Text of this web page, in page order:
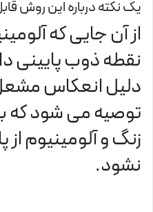
یک نکته درباره این روش
از آن جایی که
نقطه ذوب پایینی
دلیل انعکاس
توصیه می شود که
زنگ و آلومینیوم از
نشود.